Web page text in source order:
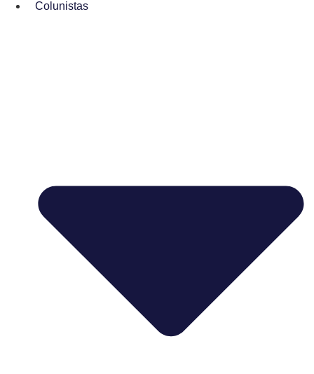
Colunistas